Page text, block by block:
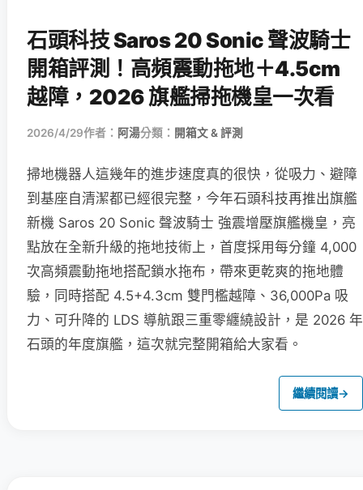
石頭科技 Saros 20 Sonic 聲波騎士
開箱評測！高頻震動拖地＋4.5cm
越障，2026 旗艦掃拖機皇一次看
2026/4/29作者： 阿湯分類： 開箱文 & 評測
掃地機器人這幾年的進步速度真的很快，從吸力、避障
到基座自清潔都已經很完整，今年石頭科技再推出旗艦
新機 Saros 20 Sonic 聲波騎士 強震增壓旗艦機皇，亮
點放在全新升級的拖地技術上，首度採用每分鐘 4,000
次高頻震動拖地搭配鎖水拖布，帶來更乾爽的拖地體
驗，同時搭配 4.5+4.3cm 雙門檻越障、36,000Pa 吸
力、可升降的 LDS 導航跟三重零纏繞設計，是 2026 年
石頭的年度旗艦，這次就完整開箱給大家看。
繼續閱讀→